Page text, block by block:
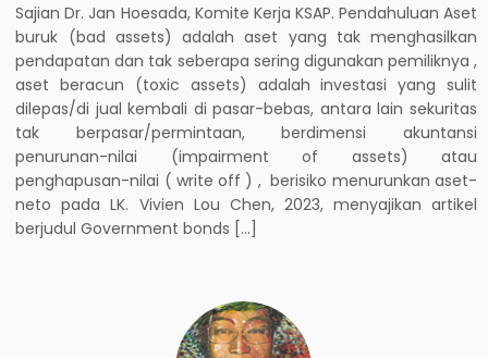
Sajian Dr. Jan Hoesada, Komite Kerja KSAP. Pendahuluan Aset
buruk (bad assets) adalah aset yang tak menghasilkan
pendapatan dan tak seberapa sering digunakan pemiliknya ,
aset beracun (toxic assets) adalah investasi yang sulit
dilepas/di jual kembali di pasar-bebas, antara lain sekuritas
tak berpasar/permintaan, berdimensi akuntansi
penurunan-nilai (impairment of assets) atau
penghapusan-nilai ( write off ) , berisiko menurunkan aset-
neto pada LK. Vivien Lou Chen, 2023, menyajikan artikel
berjudul Government bonds […]